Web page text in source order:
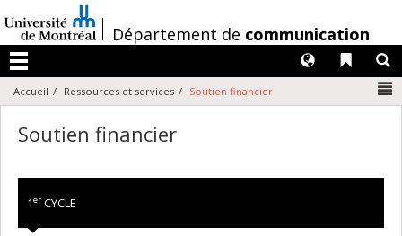
au
contenu
/Département de communication
Menu
Liens
Langues
Accueil Ressources et services Soutien financier
Soutien financier
1er CYCLE